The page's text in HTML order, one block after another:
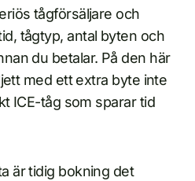
tågförsäljare och
tågtyp, antal byten och
du betalar. På den här
med ett extra byte inte
ICE-tåg som sparar tid
är tidig bokning det